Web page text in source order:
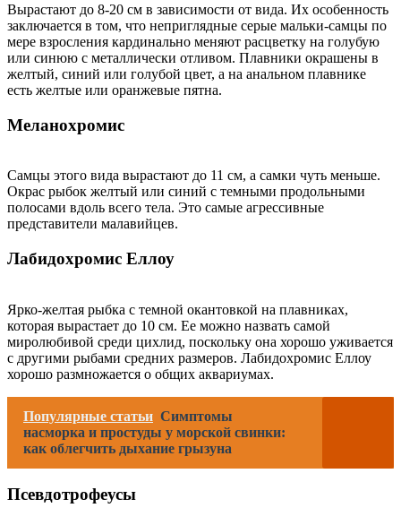
Вырастают до 8-20 см в зависимости от вида. Их особенность
заключается в том, что неприглядные серые мальки-самцы по
мере взросления кардинально меняют расцветку на голубую
или синюю с металлически отливом. Плавники окрашены в
желтый, синий или голубой цвет, а на анальном плавнике
есть желтые или оранжевые пятна.
Меланохромис
Самцы этого вида вырастают до 11 см, а самки чуть меньше.
Окрас рыбок желтый или синий с темными продольными
полосами вдоль всего тела. Это самые агрессивные
представители малавийцев.
Лабидохромис Еллоу
Ярко-желтая рыбка с темной окантовкой на плавниках,
которая вырастает до 10 см. Ее можно назвать самой
миролюбивой среди цихлид, поскольку она хорошо уживается
с другими рыбами средних размеров. Лабидохромис Еллоу
хорошо размножается о общих аквариумах.
Популярные статьи Симптомы
насморка и простуды у морской свинки:
как облегчить дыхание грызуна
Псевдотрофеусы